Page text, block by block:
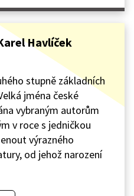
Havlíček
stupně základních
jména české
vybraným autorům
v roce s jedničkou
výrazného
od jehož narození